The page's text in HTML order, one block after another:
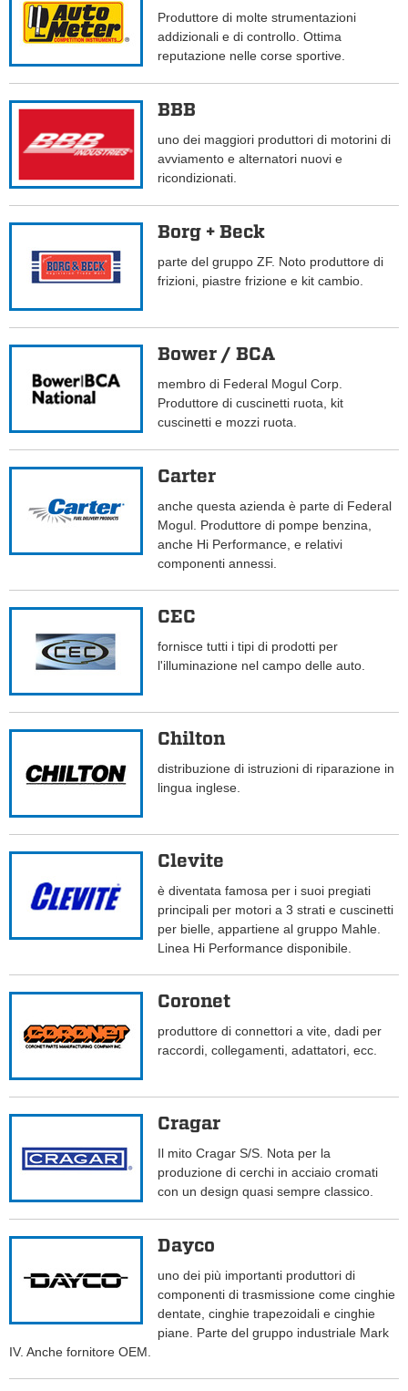
Produttore di molte strumentazioni
addizionali e di controllo. Ottima
reputazione nelle corse sportive.
BBB
uno dei maggiori produttori di motorini di
avviamento e alternatori nuovi e
ricondizionati.
Borg + Beck
parte del gruppo ZF. Noto produttore di
frizioni, piastre frizione e kit cambio.
Bower / BCA
membro di Federal Mogul Corp.
Produttore di cuscinetti ruota, kit
cuscinetti e mozzi ruota.
Carter
anche questa azienda è parte di Federal
Mogul. Produttore di pompe benzina,
anche Hi Performance, e relativi
componenti annessi.
CEC
fornisce tutti i tipi di prodotti per
l'illuminazione nel campo delle auto.
Chilton
distribuzione di istruzioni di riparazione in
lingua inglese.
Clevite
è diventata famosa per i suoi pregiati
principali per motori a 3 strati e cuscinetti
per bielle, appartiene al gruppo Mahle.
Linea Hi Performance disponibile.
Coronet
produttore di connettori a vite, dadi per
raccordi, collegamenti, adattatori, ecc.
Cragar
Il mito Cragar S/S. Nota per la
produzione di cerchi in acciaio cromati
con un design quasi sempre classico.
Dayco
uno dei più importanti produttori di
componenti di trasmissione come cinghie
dentate, cinghie trapezoidali e cinghie
piane. Parte del gruppo industriale Mark
IV. Anche fornitore OEM.